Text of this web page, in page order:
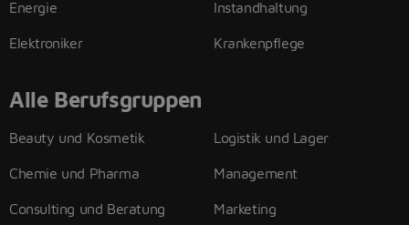
Energie
Elektroniker
Instandhaltung
Krankenpflege
Alle Berufsgruppen
Beauty und Kosmetik
Chemie und Pharma
Consulting und Beratung
Logistik und Lager
Management
Marketing